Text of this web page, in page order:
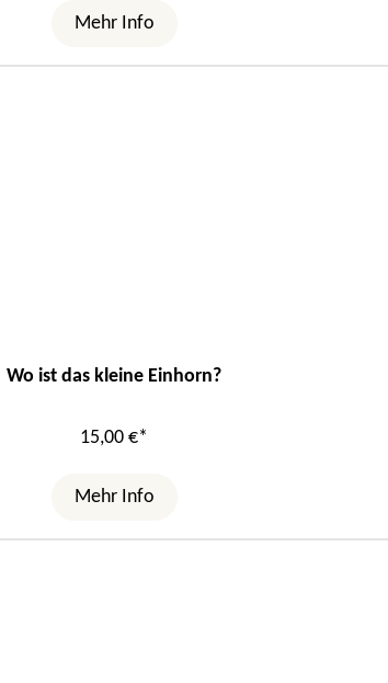
Mehr Info
Wo ist das kleine Einhorn?
15,00 €*
Mehr Info